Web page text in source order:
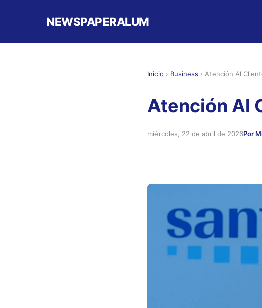
NEWSPAPERALUM
Inicio › Business › Atención Al
Atención Al
miércoles, 22 de abril de 2026Por